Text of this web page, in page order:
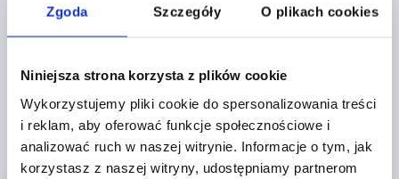
Zgoda Szczegóły O plikach cookies
Niniejsza strona korzysta z plików cookie
Wykorzystujemy pliki cookie do spersonalizowania treści
i reklam, aby oferować funkcje społecznościowe i
analizować ruch w naszej witrynie. Informacje o tym, jak
korzystasz z naszej witryny, udostępniamy partnerom